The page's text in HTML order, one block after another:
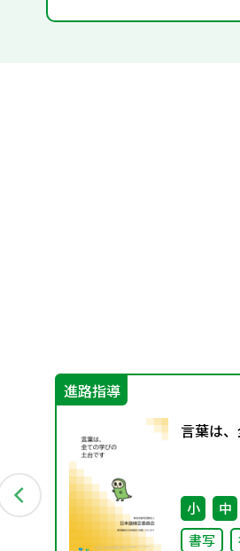
進路指導
言葉は
小 中
書写